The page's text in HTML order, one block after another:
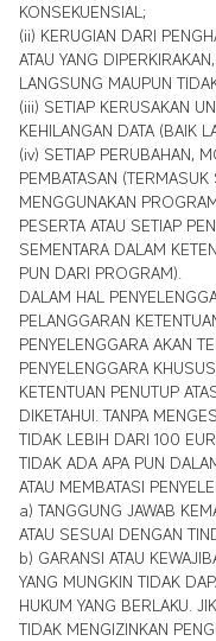
KONSEKUENSIAL;
(ii) KERUGIAN DARI
ATAU YANG
LANGSUNG MAUPUN
(iii) SETIAP KERUSAKAN
KEHILANGAN DATA (BAIK
(iv) SETIAP PERUBAHAN,
PEMBATASAN
MENGGUNAKAN
PESERTA ATAU SETIAP
SEMENTARA DALAM
PUN DARI PROGRAM).
DALAM HAL
PELANGGARAN
PENYELENGGARA AKAN
PENYELENGGARA
KETENTUAN PENUTUP
DIKETAHUI. TANPA
TIDAK LEBIH DARI 100
TIDAK ADA APA PUN
ATAU MEMBATASI
a) TANGGUNG JAWAB
ATAU SESUAI DENGAN
b) GARANSI ATAU
YANG MUNGKIN TIDAK
HUKUM YANG BERLAKU.
TIDAK MENGIZINKAN